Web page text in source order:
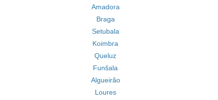
Amadora
Braga
Setubala
Koimbra
Queluz
Funšala
Algueirão
Loures